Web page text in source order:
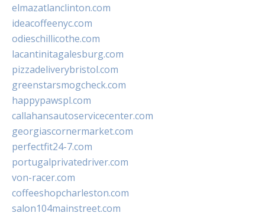
elmazatlanclinton.com
ideacoffeenyc.com
odieschillicothe.com
lacantinitagalesburg.com
pizzadeliverybristol.com
greenstarsmogcheck.com
happypawspl.com
callahansautoservicecenter.com
georgiascornermarket.com
perfectfit24-7.com
portugalprivatedriver.com
von-racer.com
coffeeshopcharleston.com
salon104mainstreet.com